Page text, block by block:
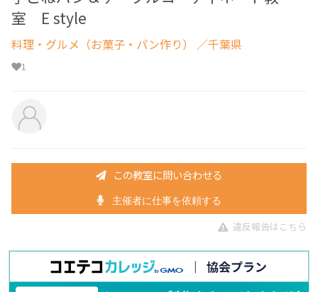
室 E style
料理・グルメ（お菓子・パン作り） ／千葉県
1
この教室に問い合わせる
主催者に仕事を依頼する
違反報告はこちら